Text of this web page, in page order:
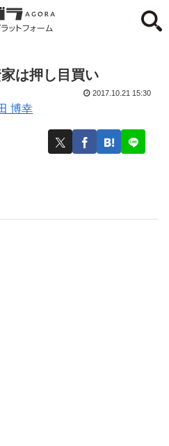
は押し目買い
博幸
2017.10.21 15:30